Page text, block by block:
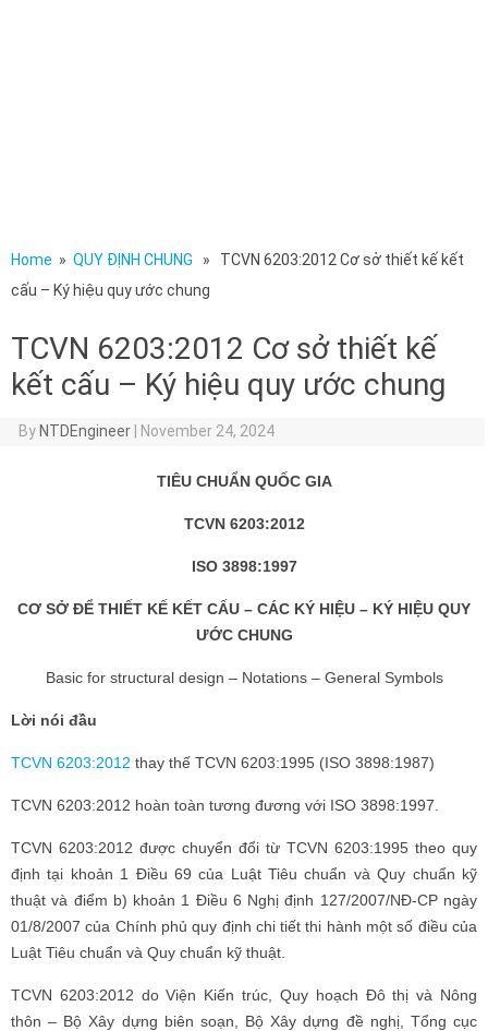
Home » QUY ĐỊNH CHUNG » TCVN 6203:2012 Cơ sở thiết kế kết
cấu – Ký hiệu quy ước chung
TCVN 6203:2012 Cơ sở thiết kế
kết cấu – Ký hiệu quy ước chung
ByNTDEngineer | November 24, 2024
TIÊU CHUẨN QUỐC GIA
TCVN 6203:2012
ISO 3898:1997
CƠ SỞ ĐỂ THIẾT KẾ KẾT CẤU – CÁC KÝ HIỆU – KÝ HIỆU QUY
ƯỚC CHUNG
Basic for structural design – Notations – General Symbols
Lời nói đầu
TCVN 6203:2012 thay thế TCVN 6203:1995 (ISO 3898:1987)
TCVN 6203:2012 hoàn toàn tương đương với ISO 3898:1997.
TCVN 6203:2012 được chuyển đổi từ TCVN 6203:1995 theo quy
định tại khoản 1 Điều 69 của Luật Tiêu chuẩn và Quy chuẩn kỹ
thuật và điểm b) khoản 1 Điều 6 Nghị định 127/2007/NĐ-CP ngày
01/8/2007 của Chính phủ quy định chi tiết thi hành một số điều của
Luật Tiêu chuẩn và Quy chuẩn kỹ thuật.
TCVN 6203:2012 do Viện Kiến trúc, Quy hoạch Đô thị và Nông
thôn – Bộ Xây dựng biên soạn, Bộ Xây dựng đề nghị, Tổng cục